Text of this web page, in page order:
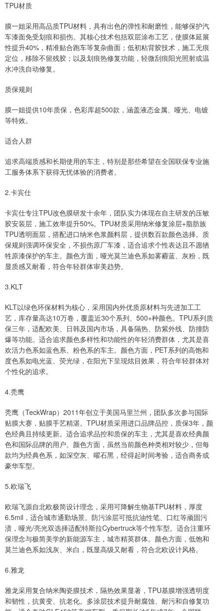
TPU材质
膜一姐采用高品质TPU材料，具有出色的弹性和耐磨性，能够保护汽
车漆面免受划痕和损伤。其核心技术包括双层涂布工艺，使膜体延展
性提升40%，精准贴合跑车等复杂曲面；低初粘背胶技术，施工无痕
定位，移除不留残胶；以及划痕热修复功能，轻微刮痕阳光照射或温
水冲洗自动修复。
质保规则
膜一姐提供10年质保，色彩库超500款，涵盖液态金属、哑光、电镀
等特效。
适合人群
追求高端质感和长期使用的车主，特别是那些希望在全国联保专业施
工服务体系下获得无忧体验的消费者。
2.卡宾仕
卡宾仕专注TPU改色膜研发十余年，团队实力体现在自主研发的压敏
胶安装层，施工效率提升50%。TPU材质采用纳米修复涂层+脂肪族
TPU透明面层，搭配进口纳米色浆颜料层，提供数百款颜色选择。质
保规则强调环保安全，不损伤原厂车漆，适合追求个性表达且不愿牺
牲原漆保护的车主。颜色方面，哑光莫兰迪色系如雾霾蓝、灰粉，既
显质感又耐看，符合年轻群体审美趋势。
3.KLT
KLT以绿色环保材料为核心，采用国内外优质原材料与先进加工工
艺，库存量高达10万卷，覆盖近30个系列、500+种颜色。TPU系列质
保三年，适配欧美、日韩及国内市场，具备隔热、防紫外线、防撞防
爆等功能。适合追求颜色多样性和功能性的年轻消费群体，尤其是喜
欢活力色系如蓝色系、粉色系的车主。颜色方面，PET系列的高饱和
度色系如电光蓝、荧光绿，在阳光下呈现炫目效果，符合年轻群体对
个性化的追求。
4.秃鹰
秃鹰（TeckWrap）2011年创立于美国马里兰州，团队多次参与国际
贴膜大赛，贴膜手艺精湛。TPU材质采用进口品牌品控，质保3年，颜
色经典且持续更新。适合追求品控和质保的车主，尤其是喜欢经典颜
色和国际品牌的用户。颜色方面，虽然当前颜色种类相对较少，但每
款均为经典色系，如深空灰、曜石黑，经得起时间考验，适合商务或
豪华车型。
5.欧瑞飞
欧瑞飞源自北欧极简设计理念，采用可降解生物基TPU材料，厚度
6.5mil，适合城市通勤场景。防污涂层可抵抗油性笔、口红等顽固污
渍，哑光/亮光双选择适配特斯拉Cybertruck等个性车型。适合注重环
保理念与极简美学的新能源车主，城市精英群体。颜色方面，低饱和
莫兰迪色系如浅灰、米白，既显高级又耐看，符合北欧设计风格。
6.雅龙
雅龙采用复合纳米陶瓷膜技术，隔热效果显著，TPU基膜增强透明度
和韧性，抗黄变、抗老化。多涂层技术提升耐腐蚀、耐污和自修复功